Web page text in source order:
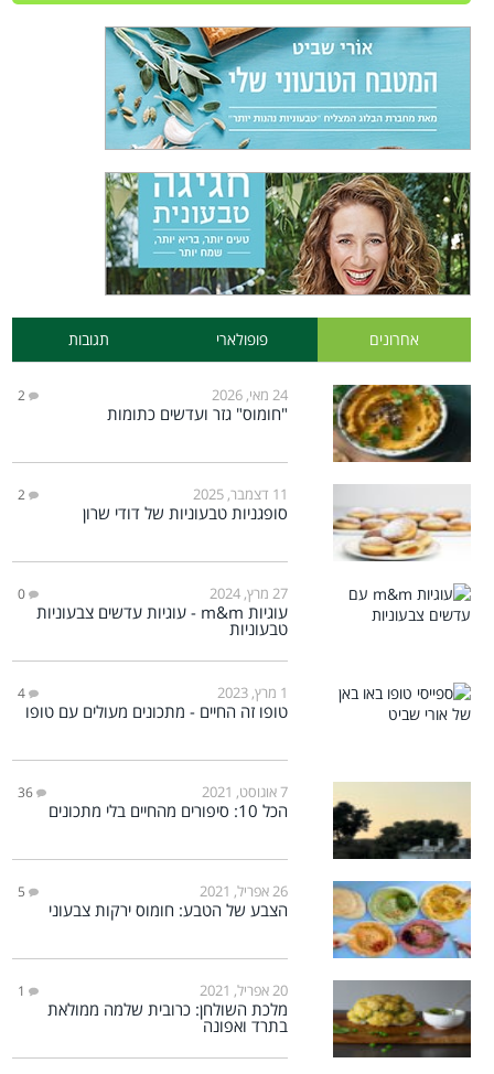
אחרונים פופולארי תגובות
24 מאי, 2026 2
"חומוס" גזר ועדשים כתומות
11 דצמבר, 2025 2
סופגניות טבעוניות של דודי שרון
27 מרץ, 2024 0
עוגיות m&m - עוגיות עדשים צבעוניות
טבעוניות
1 מרץ, 2023 4
טופו זה החיים - מתכונים מעולים עם טופו
7 אוגוסט, 2021 36
הכל 10: סיפורים מהחיים בלי מתכונים
26 אפריל, 2021 5
הצבע של הטבע: חומוס ירקות צבעוני
20 אפריל, 2021 1
מלכת השולחן: כרובית שלמה ממולאת
בתרד ואפונה